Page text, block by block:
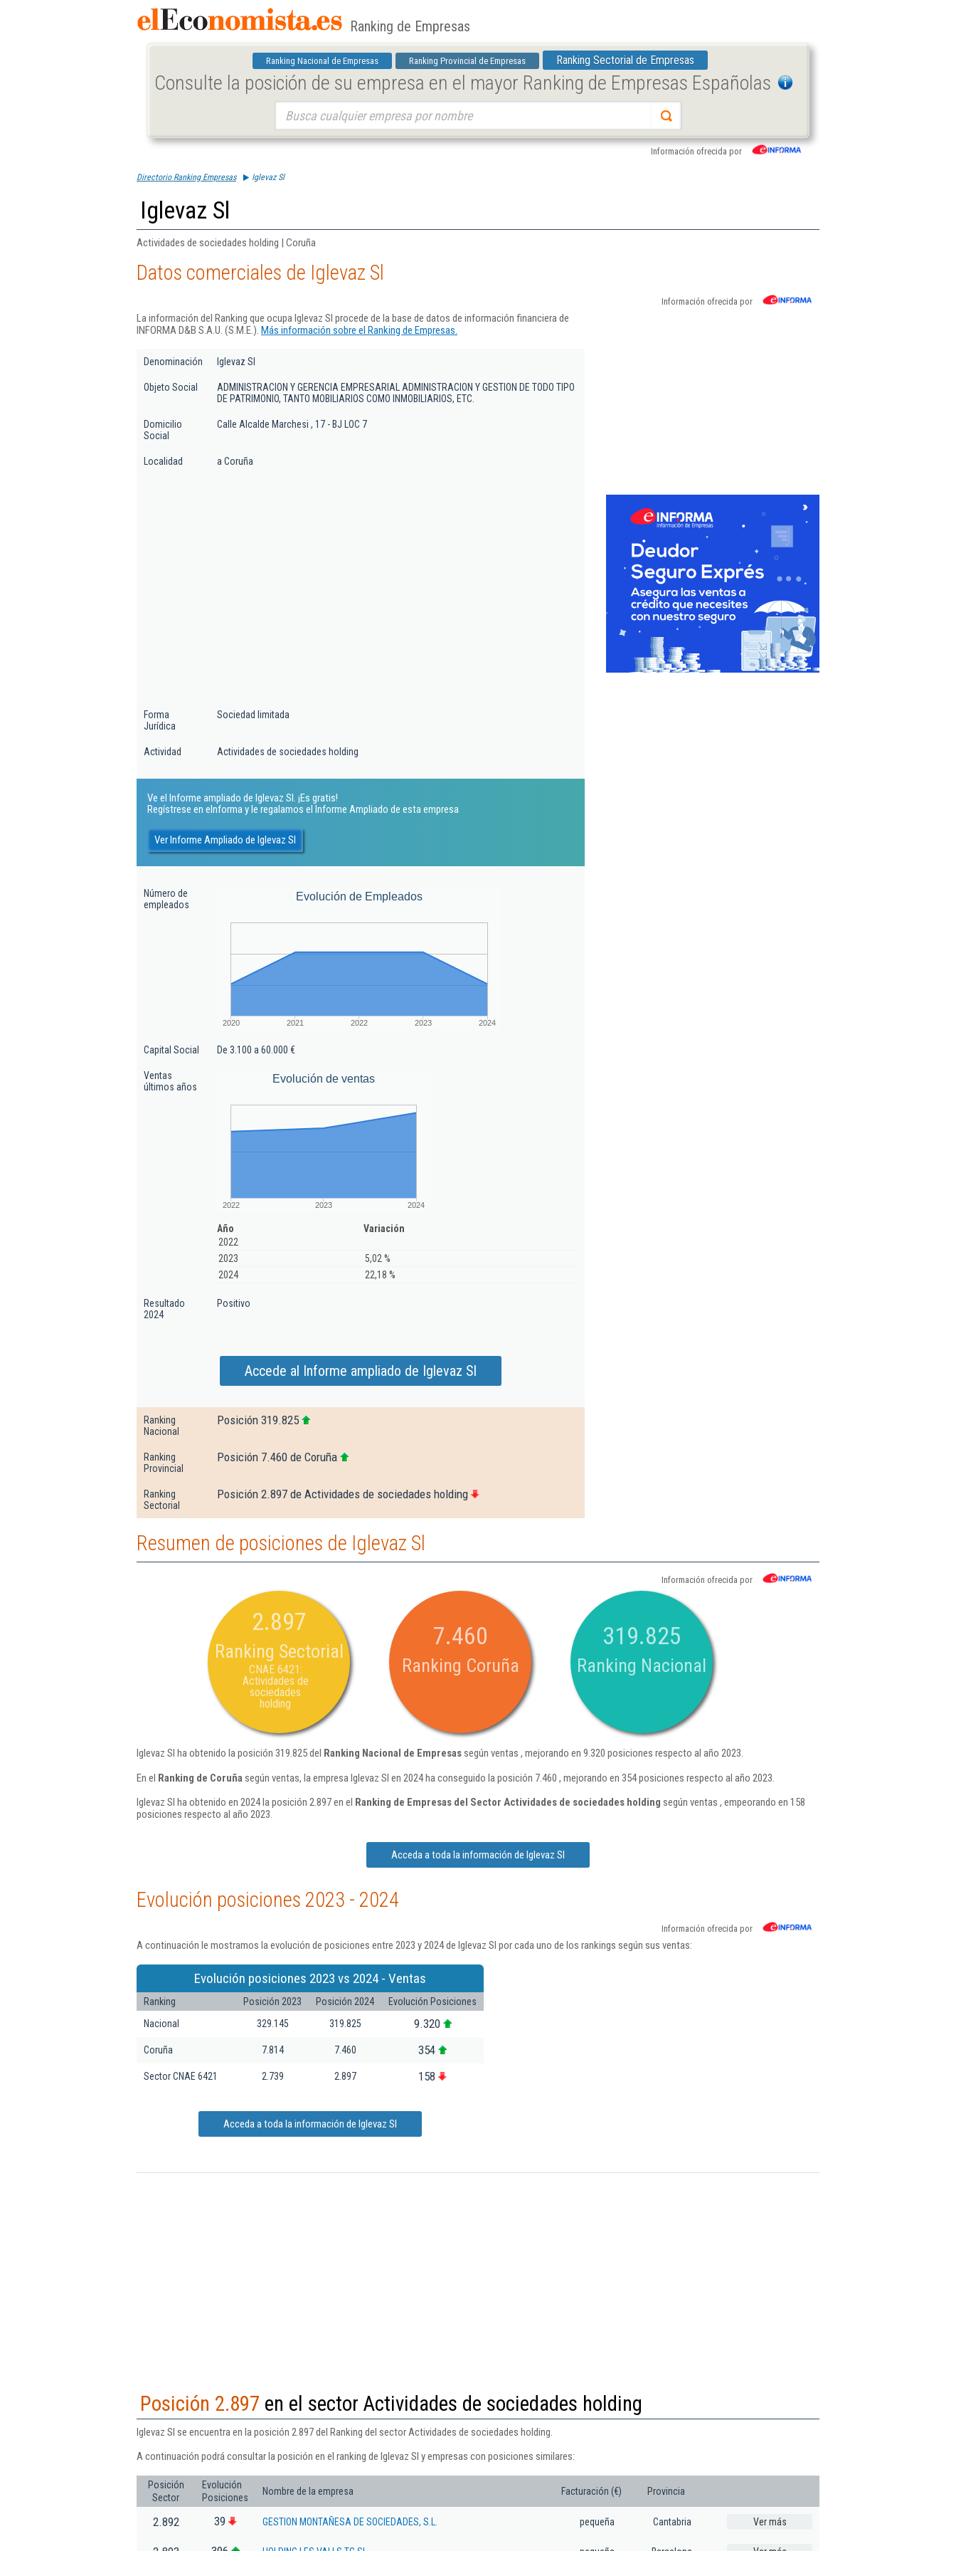
Ranking de Empresas
Ranking Nacional de Empresas Ranking Provincial de Empresas Ranking Sectorial de Empresas
Consulte la posición de su empresa en el mayor Ranking de Empresas Españolas
Información ofrecida por
Directorio Ranking Empresas Iglevaz Sl
Iglevaz Sl
Actividades de sociedades holding | Coruña
Datos comerciales de Iglevaz Sl
Información ofrecida por
La información del Ranking que ocupa Iglevaz Sl procede de la base de datos de información financiera de
INFORMA D&B S.A.U. (S.M.E.). Más información sobre el Ranking de Empresas.
Denominación Iglevaz Sl
Objeto Social
ADMINISTRACION Y GERENCIA EMPRESARIAL ADMINISTRACION Y GESTION DE TODO TIPO
DE PATRIMONIO, TANTO MOBILIARIOS COMO INMOBILIARIOS, ETC.
Domicilio
Social
Calle Alcalde Marchesi , 17 - BJ LOC 7
Localidad a Coruña
Forma
Jurídica
Sociedad limitada
Actividad Actividades de sociedades holding
Ve el Informe ampliado de Iglevaz Sl. ¡Es gratis!
Regístrese en eInforma y le regalamos el Informe Ampliado de esta empresa
Ver Informe Ampliado de Iglevaz Sl
Número de
empleados
Evolución de Empleados
2020 2021 2022 2023 2024
Capital Social De 3.100 a 60.000 €
Ventas
últimos años
Evolución de ventas
2022 2023 2024
Año
Variación
2022
2023
5,02 %
2024
22,18 %
Resultado
2024
Positivo
Accede al Informe ampliado de Iglevaz Sl
Ranking
Nacional
Posición 319.825
Ranking
Provincial
Posición 7.460 de Coruña
Ranking
Sectorial
Posición 2.897 de Actividades de sociedades holding
Resumen de posiciones de Iglevaz Sl
Información ofrecida por
2.897
Ranking Sectorial
CNAE 6421:
Actividades de
sociedades
holding
7.460
Ranking Coruña
319.825
Ranking Nacional
Iglevaz Sl ha obtenido la posición 319.825 del Ranking Nacional de Empresassegún ventas , mejorando en 9.320 posiciones respecto al año 2023.
En el Ranking de Coruña según ventas, la empresa Iglevaz Sl en 2024 ha conseguido la posición 7.460 , mejorando en 354 posiciones respecto al año 2023.
Iglevaz Sl ha obtenido en 2024 la posición 2.897 en el Ranking de Empresas del Sector Actividades de sociedades holding según ventas , empeorando en 158
posiciones respecto al año 2023.
Acceda a toda la información de Iglevaz Sl
Evolución posiciones 2023 - 2024
Información ofrecida por
A continuación le mostramos la evolución de posiciones entre 2023 y 2024 de Iglevaz Sl por cada uno de los rankings según sus ventas:
Evolución posiciones 2023 vs 2024 - Ventas
Ranking Posición 2023 Posición 2024
Evolución Posiciones
Nacional
329.145 319.825 9.320
Coruña 7.814 7.460 354
Sector CNAE 6421 2.739 2.897 158
Acceda a toda la información de Iglevaz Sl
Posición 2.897 en el sector Actividades de sociedades holding
Iglevaz Sl se encuentra en la posición 2.897 del Ranking del sector Actividades de sociedades holding.
A continuación podrá consultar la posición en el ranking de Iglevaz Sl y empresas con posiciones similares:
Posición
Sector
Evolución
Posiciones
Nombre de la empresa Facturación (€) Provincia
2.892 39 GESTION MONTAÑESA DE SOCIEDADES, S.L. pequeña Cantabria Ver más